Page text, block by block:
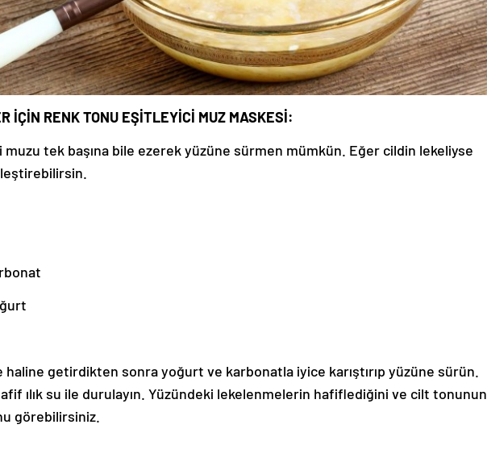
İÇİN RENK TONU EŞİTLEYİCİ MUZ MASKESİ:
muzu tek başına bile ezerek yüzüne sürmen mümkün. Eğer cildin lekeliyse
haline getirdikten sonra yoğurt ve karbonatla iyice karıştırıp yüzüne sürün.
ılık su ile durulayın. Yüzündeki lekelenmelerin hafiflediğini ve cilt tonunun
görebilirsiniz.